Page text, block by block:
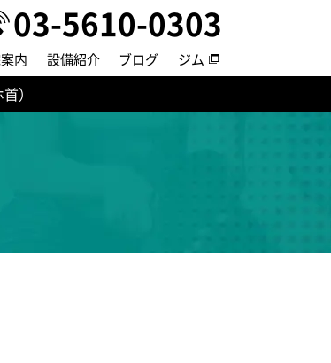
03-5610-0303
内 設備紹介 ブログ
ジム
）